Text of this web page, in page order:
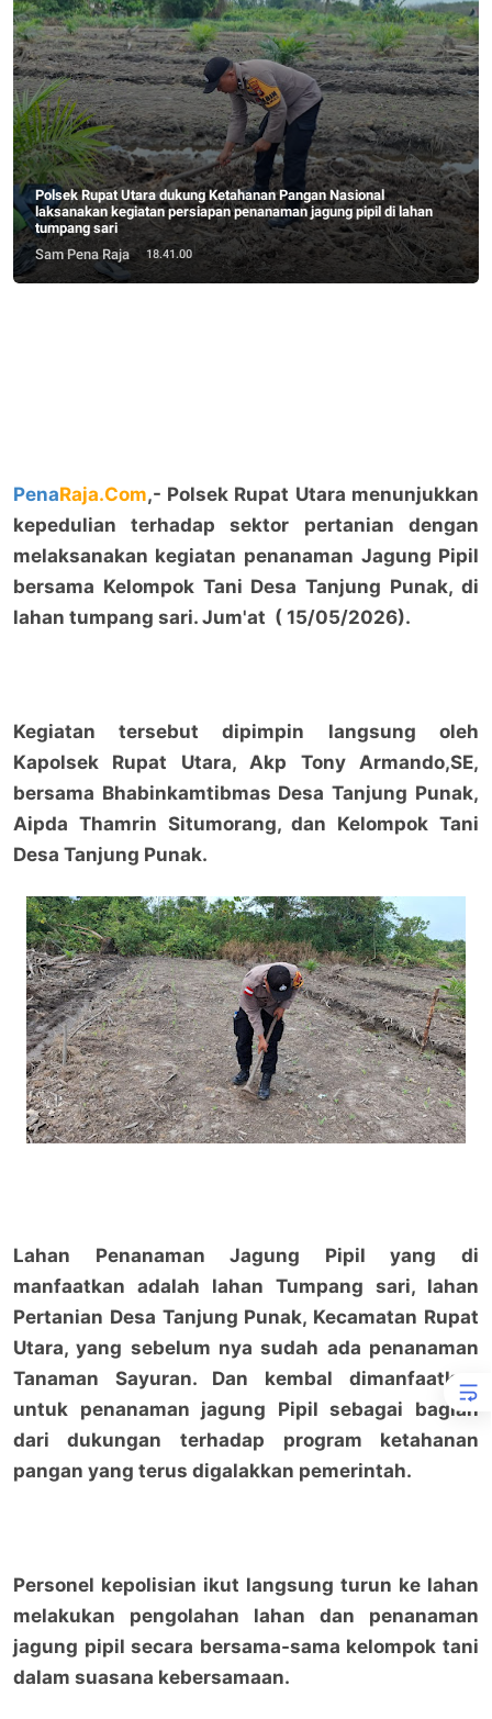
Polsek Rupat Utara dukung Ketahanan Pangan Nasional
laksanakan kegiatan persiapan penanaman jagung pipil di lahan
tumpang sari
Sam Pena Raja
18.41.00
PenaRaja.Com,- Polsek Rupat Utara menunjukkan
kepedulian terhadap sektor pertanian dengan
melaksanakan kegiatan penanaman Jagung Pipil
bersama Kelompok Tani Desa Tanjung Punak, di
lahan tumpang sari. Jum'at ( 15/05/2026).
Kegiatan tersebut dipimpin langsung oleh
Kapolsek Rupat Utara, Akp Tony Armando,SE,
bersama Bhabinkamtibmas Desa Tanjung Punak,
Aipda Thamrin Situmorang, dan Kelompok Tani
Desa Tanjung Punak.
Lahan Penanaman Jagung Pipil yang di
manfaatkan adalah lahan Tumpang sari, lahan
Pertanian Desa Tanjung Punak, Kecamatan Rupat
Utara, yang sebelum nya sudah ada penanaman
Tanaman Sayuran. Dan kembal dimanfaatkan
untuk penanaman jagung Pipil sebagai bagian
dari dukungan terhadap program ketahanan
pangan yang terus digalakkan pemerintah.
Personel kepolisian ikut langsung turun ke lahan
melakukan pengolahan lahan dan penanaman
jagung pipil secara bersama-sama kelompok tani
dalam suasana kebersamaan.